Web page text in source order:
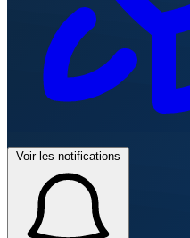
Voir les notifications